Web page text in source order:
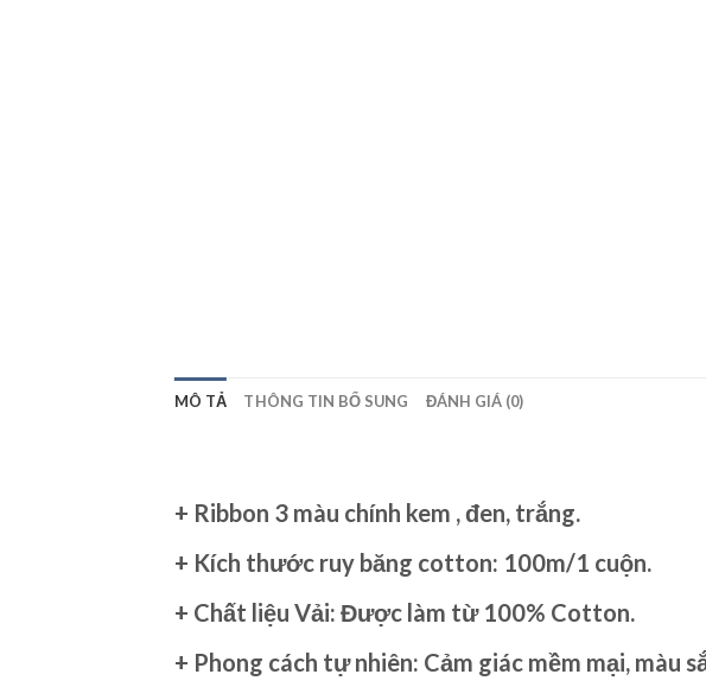
MÔ TẢ THÔNG TIN BỔ SUNG ĐÁNH GIÁ (0)
+ Ribbon 3 màu chính kem , đen, trắng.
+ Kích thước ruy băng cotton: 100m/1 cuộn.
+ Chất liệu Vải: Được làm từ 100% Cotton.
+ Phong cách tự nhiên: Cảm giác mềm mại, màu